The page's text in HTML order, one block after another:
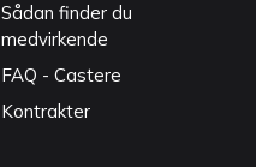
Sådan finder du
medvirkende
FAQ - Castere
Kontrakter